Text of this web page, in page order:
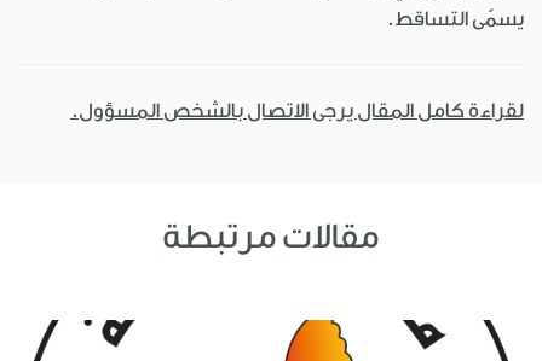
يسمّى التساقط.
لقراءة كامل المقال يرجى الاتصال بالشخص المسؤول.
مقالات مرتبطة